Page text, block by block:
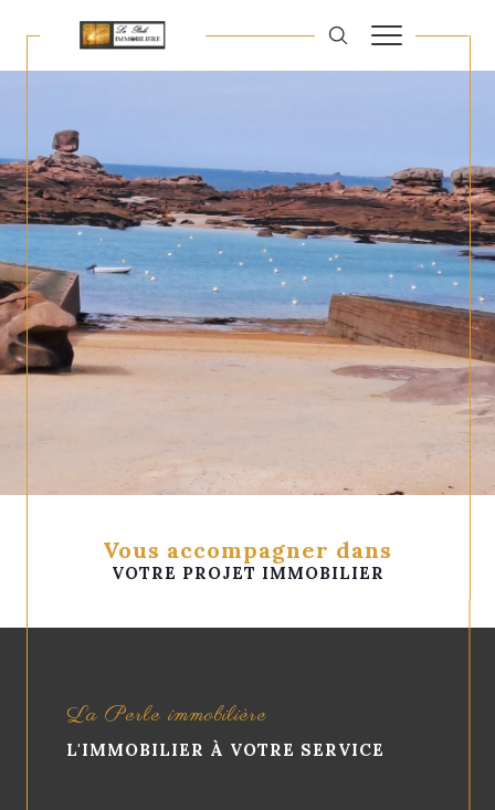
Vous accompagner dans
VOTRE PROJET IMMOBILIER
La Perle immobilière
L'IMMOBILIER À VOTRE SERVICE